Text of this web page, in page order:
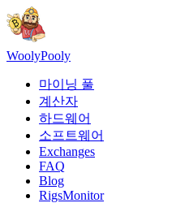
WoolyPooly
마이닝 풀
계산자
하드웨어
소프트웨어
Exchanges
FAQ
Blog
RigsMonitor